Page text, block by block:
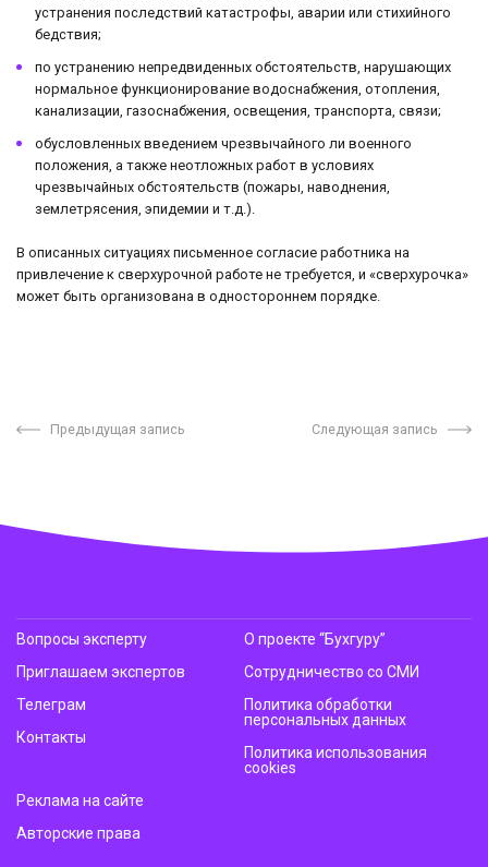
устранения последствий катастрофы, аварии или стихийного
бедствия;
по устранению непредвиденных обстоятельств, нарушающих
нормальное функционирование водоснабжения, отопления,
канализации, газоснабжения, освещения, транспорта, связи;
обусловленных введением чрезвычайного ли военного
положения, а также неотложных работ в условиях
чрезвычайных обстоятельств (пожары, наводнения,
землетрясения, эпидемии и т.д.).
В описанных ситуациях письменное согласие работника на
привлечение к сверхурочной работе не требуется, и «сверхурочка»
может быть организована в одностороннем порядке.
Предыдущая запись Следующая запись
Вопросы эксперту
Приглашаем экспертов
Телеграм
Контакты
О проекте “Бухгуру”
Сотрудничество со СМИ
Политика обработки
персональных данных
Политика использования
cookies
Реклама на сайте
Авторские права